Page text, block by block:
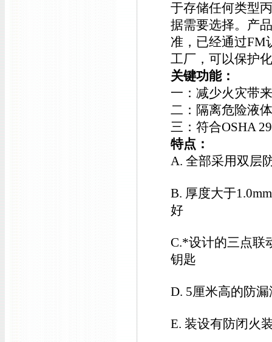
于存储任何类型
据需要选择。产
准，已经通过FM
工厂，可以保护
关键功能：
一：减少火灾带
二：隔离危险液
三：符合OSHA
特点：
A. 全部采用双层
B. 厚度大于
好
C.*设计的三点联
钥匙
D. 5厘米高的防
E. 装设有防闭火